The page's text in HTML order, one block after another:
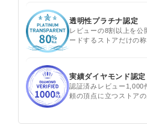
透明性プラチナ認定
レビューの8割以上を公
ードするストアだけの称
実績ダイヤモンド認定
認証済みレビュー1,000
頼の頂点に立つストアの